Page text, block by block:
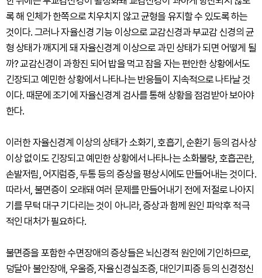
록 해 인체가 한쪽으로 치우치지 않고 균형을 유지할 수 있도록 하는
것이다. 그러나 자율신경 기능 이상으로 교감신경과 부교감 신경의 균
형 상태가 깨지게 돼 자율신경계 이상으로 과민 상태가 되면 어떻게 될
까? 교감신경이 과항진 되어 밥을 먹고 잠을 자는 편안한 상황에서도
긴장되고 예민한 상황에서 나타나는 반응들이 지속적으로 나타날 것
이다. 때문에 조기에 자율신경계 검사를 통해 상황을 점검받아 보아야
한다.
이러한 자율신경계 이상의 상태가 소화기, 호흡기, 순환기 등의 검사상
이상 없이도 긴장되고 예민한 상황에서 나타나는 소화불량, 호흡곤란,
손발저림, 어지럼증, 두통 등의 증상을 평상시에도 만들어내는 것이다.
따라서, 불면증이 오래돼 여러 문제를 만들어내기 전에 저절로 나아지
기를 무턱 대구 기다리는 것이 아니라, 증상과 함께 원인 파악후 적극
적인 대처가 필요하다.
불면증을 포함한 수면장애의 증상들은 뇌신경적 원인에 기인하므로,
덩달아 불안장애, 우울증, 자율신경실조증, 대인기피증 등의 신경정신